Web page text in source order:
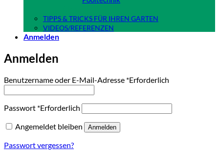
TIPPS & TRICKS FÜR IHREN GARTEN
VIDEOS/REFERENZEN
Anmelden
Anmelden
Benutzername oder E-Mail-Adresse *Erforderlich
Passwort *Erforderlich
Angemeldet bleiben
Anmelden
Passwort vergessen?